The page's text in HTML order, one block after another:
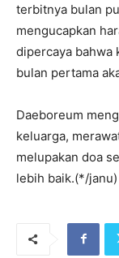
terbitnya bulan
mengucapkan
dipercaya bahwa
bulan pertama
Daeboreum
keluarga,
melupakan doa
lebih baik.(*/janu)